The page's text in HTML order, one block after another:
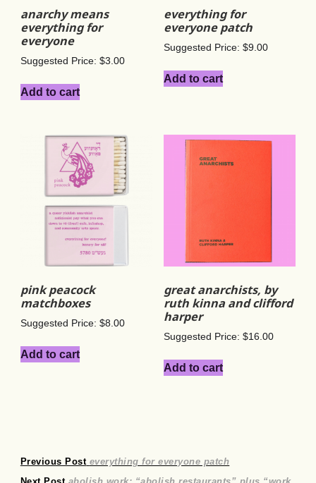
anarchy means
everything for
everyone
Suggested Price: $3.00
Add to cart
everything for
everyone patch
Suggested Price: $9.00
Add to cart
pink peacock
matchboxes
Suggested Price: $8.00
Add to cart
great anarchists, by
ruth kinna and clifford
harper
Suggested Price: $16.00
Add to cart
Post
Previous Post Previous
post:
everything for everyone patch
Next